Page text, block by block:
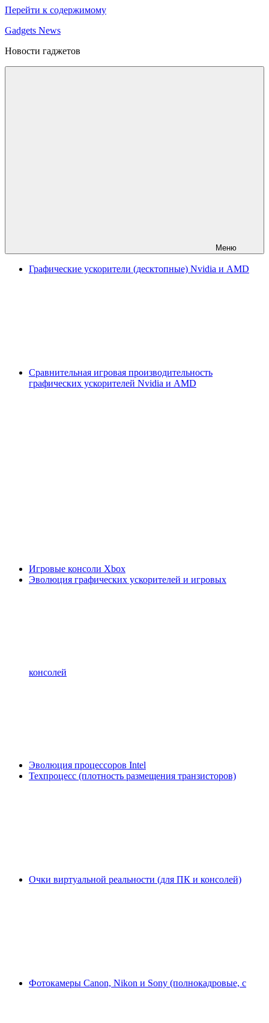
Перейти к содержимому
Gadgets News
Новости гаджетов
Меню
Графические ускорители (десктопные) Nvidia и AMD
Сравнительная игровая производительность
графических ускорителей Nvidia и AMD
Игровые консоли Xbox
Эволюция графических ускорителей и игровых
консолей
Эволюция процессоров Intel
Техпроцесс (плотность размещения транзисторов)
Очки виртуальной реальности (для ПК и консолей)
Фотокамеры Canon, Nikon и Sony (полнокадровые, с